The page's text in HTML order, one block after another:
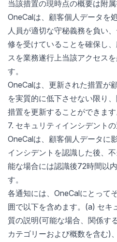
当該措置の現時点の概要は附属
OneCalは、顧客個人データを
人員が適切な守秘義務を負い
修を受けていることを確保し
スを業務遂行上当該アクセス
す。
OneCalは、更新された措置が
を実質的に低下させない限り
措置を更新することができます
7. セキュリティインシデント
OneCalは、顧客個人データに
インシデントを認識した後、
能な場合には認識後72時間以
す。
各通知には、OneCalにとって
囲で以下を含めます。(a) セキ
質の説明(可能な場合、関係す
カテゴリーおよび概数を含む)